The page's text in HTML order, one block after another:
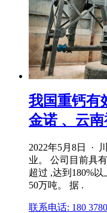
我国重钙有
金诺 、云南
2022年5月8日 ·
业。 公司目前具
超过 ,达到180%
50万吨。 据 .
联系电话: 180